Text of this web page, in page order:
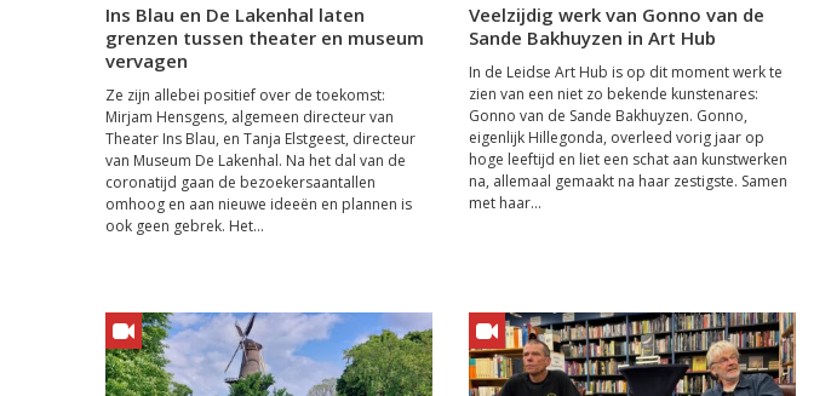
Ins Blau en De Lakenhal laten
grenzen tussen theater en museum
vervagen
Ze zijn allebei positief over de toekomst:
Mirjam Hensgens, algemeen directeur van
Theater Ins Blau, en Tanja Elstgeest, directeur
van Museum De Lakenhal. Na het dal van de
coronatijd gaan de bezoekersaantallen
omhoog en aan nieuwe ideeën en plannen is
ook geen gebrek. Het...
Veelzijdig werk van Gonno van de
Sande Bakhuyzen in Art Hub
In de Leidse Art Hub is op dit moment werk te
zien van een niet zo bekende kunstenares:
Gonno van de Sande Bakhuyzen. Gonno,
eigenlijk Hillegonda, overleed vorig jaar op
hoge leeftijd en liet een schat aan kunstwerken
na, allemaal gemaakt na haar zestigste. Samen
met haar...